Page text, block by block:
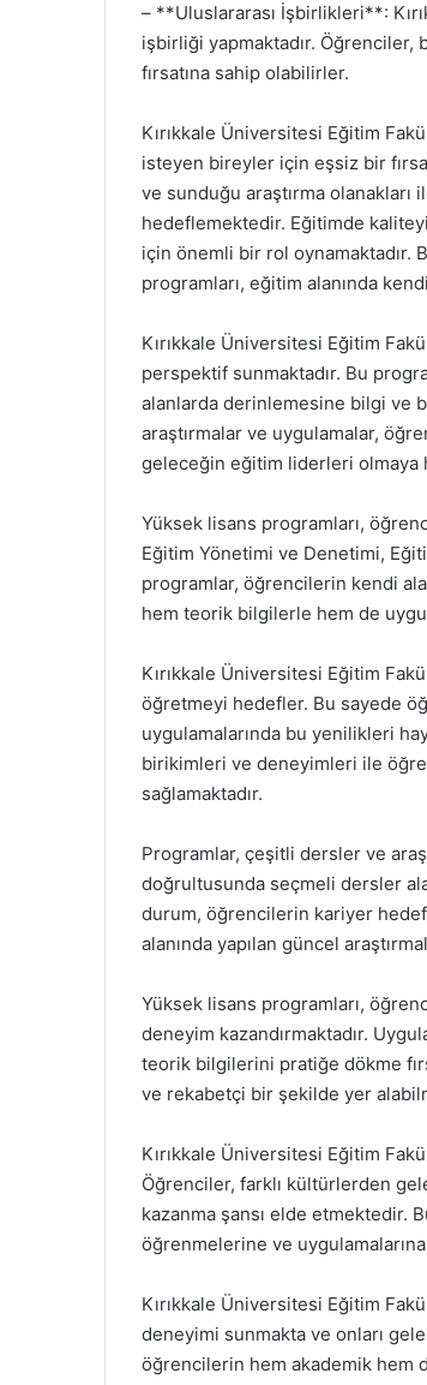
– **Uluslararası İşbirlikleri**:
işbirliği yapmaktadır. Öğrenciler,
fırsatına sahip olabilirler.
Kırıkkale Üniversitesi Eğitim
isteyen bireyler için eşsiz bir
ve sunduğu araştırma
hedeflemektedir. Eğitimde
için önemli bir rol oynamaktadır.
programları, eğitim alanında
Kırıkkale Üniversitesi Eğitim
perspektif sunmaktadır. Bu
alanlarda derinlemesine bilgi ve
araştırmalar ve uygulamalar,
geleceğin eğitim liderleri olmaya
Yüksek lisans programları,
Eğitim Yönetimi ve Denetimi,
programlar, öğrencilerin kendi
hem teorik bilgilerle hem de
Kırıkkale Üniversitesi Eğitim
öğretmeyi hedefler. Bu sayede
uygulamalarında bu yenilikleri
birikimleri ve deneyimleri ile
sağlamaktadır.
Programlar, çeşitli dersler ve
doğrultusunda seçmeli dersler
durum, öğrencilerin kariyer
alanında yapılan güncel
Yüksek lisans programları,
deneyim kazandırmaktadır.
teorik bilgilerini pratiğe dökme
ve rekabetçi bir şekilde yer
Kırıkkale Üniversitesi Eğitim
Öğrenciler, farklı kültürlerden
kazanma şansı elde etmektedir.
öğrenmelerine ve uygulamalarına
Kırıkkale Üniversitesi Eğitim
deneyimi sunmakta ve onları
öğrencilerin hem akademik hem